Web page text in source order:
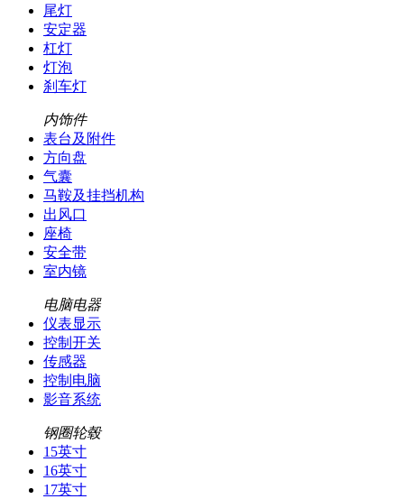
尾灯
安定器
杠灯
灯泡
刹车灯
内饰件
表台及附件
方向盘
气囊
马鞍及挂挡机构
出风口
座椅
安全带
室内镜
电脑电器
仪表显示
控制开关
传感器
控制电脑
影音系统
钢圈轮毂
15英寸
16英寸
17英寸